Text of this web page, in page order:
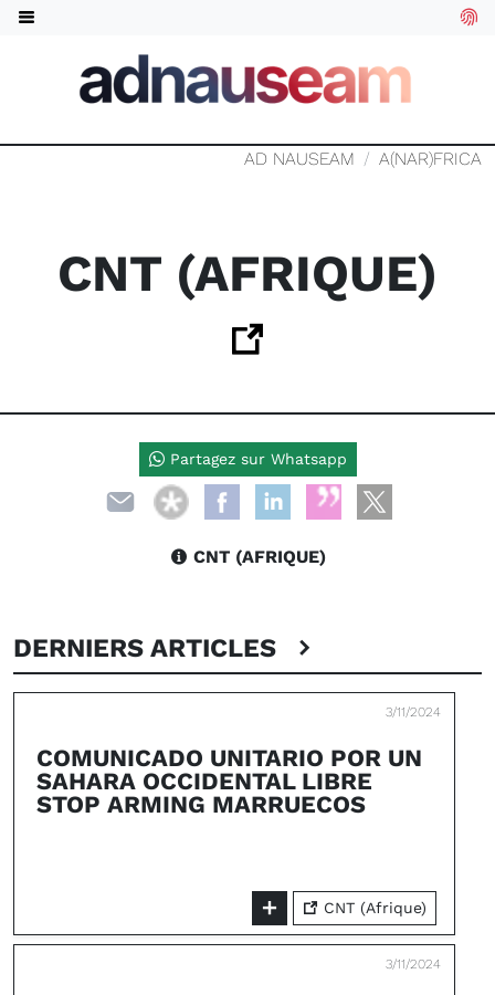
AD NAUSEAM A(NAR)FRICA
CNT (AFRIQUE)
CNT (AFRIQUE)
DERNIERS ARTICLES
3/11/2024
COMUNICADO UNITARIO POR UN
SAHARA OCCIDENTAL LIBRE
STOP ARMING MARRUECOS
CNT (Afrique)
3/11/2024
Partagez sur Whatsapp